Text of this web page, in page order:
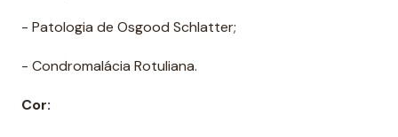
- Patologia de Osgood Schlatter;
- Condromalácia Rotuliana.
Cor: